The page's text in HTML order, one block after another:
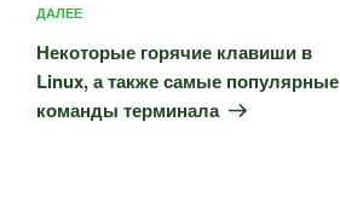
Следующая
запись
ДАЛЕЕ
Некоторые горячие клавиши в
Linux, а также самые популярные
команды терминала